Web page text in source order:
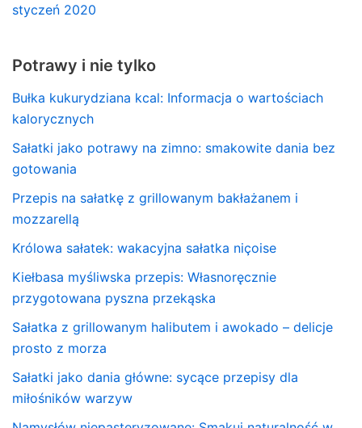
styczeń 2020
Potrawy i nie tylko
Bułka kukurydziana kcal: Informacja o wartościach
kalorycznych
Sałatki jako potrawy na zimno: smakowite dania bez
gotowania
Przepis na sałatkę z grillowanym bakłażanem i
mozzarellą
Królowa sałatek: wakacyjna sałatka niçoise
Kiełbasa myśliwska przepis: Własnoręcznie
przygotowana pyszna przekąska
Sałatka z grillowanym halibutem i awokado – delicje
prosto z morza
Sałatki jako dania główne: sycące przepisy dla
miłośników warzyw